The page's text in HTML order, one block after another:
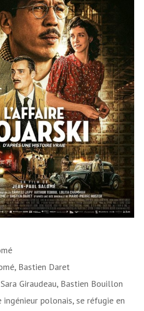
Bastien Daret
Giraudeau, Bastien Bouillon
ingénieur polonais, se réfugie en